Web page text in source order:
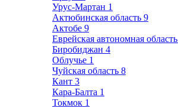
Урус-Мартан 1
Актюбинская область 9
Актобе 9
Еврейская автономная область
Биробиджан 4
Облучье 1
Чуйская область 8
Кант 3
Кара-Балта 1
Токмок 1